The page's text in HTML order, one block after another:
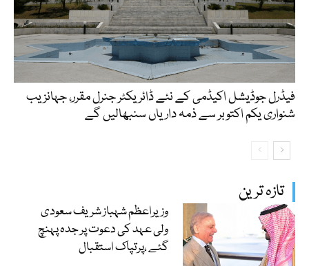
تازہ ترین
وزیراعظم شہباز شریف سعودی
ولی عہد کی دعوت پر جدہ پہنچ
گئے ،پرتپاک استقبال
فیڈرل جوڈیشل اکیڈمی کے نئے ڈائریکٹر جنرل مقرر، جہانزیب
شنواری یکم اکتوبر سے ذمہ داریاں سنبھالیں گے